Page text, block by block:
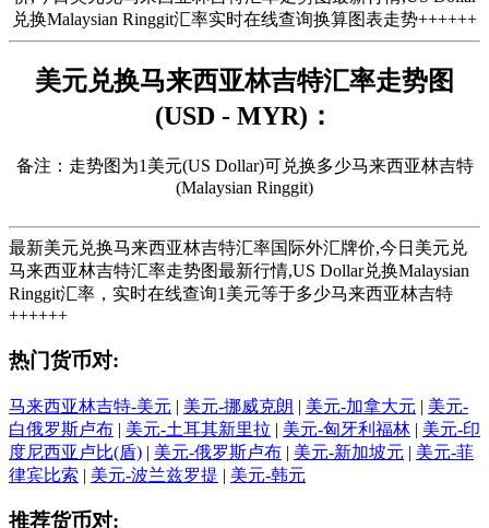
兑换Malaysian Ringgit汇率实时在线查询换算图表走势++++++
美元兑换马来西亚林吉特汇率走势图
(USD - MYR)：
备注：走势图为1美元(US Dollar)可兑换多少马来西亚林吉特
(Malaysian Ringgit)
最新美元兑换马来西亚林吉特汇率国际外汇牌价,今日美元兑
马来西亚林吉特汇率走势图最新行情,US Dollar兑换Malaysian
Ringgit汇率，实时在线查询1美元等于多少马来西亚林吉特
++++++
热门货币对:
马来西亚林吉特-美元 | 美元-挪威克朗 | 美元-加拿大元 | 美元-
白俄罗斯卢布 | 美元-土耳其新里拉 | 美元-匈牙利福林 | 美元-印
度尼西亚卢比(盾) | 美元-俄罗斯卢布 | 美元-新加坡元 | 美元-菲
律宾比索 | 美元-波兰兹罗提 | 美元-韩元
推荐货币对: